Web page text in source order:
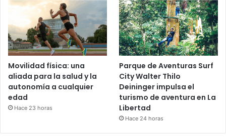
Movilidad física: una
aliada para la salud y la
autonomía a cualquier
edad
Hace 23 horas
Parque de Aventuras Surf
City Walter Thilo
Deininger impulsa el
turismo de aventura en La
Libertad
Hace 24 horas